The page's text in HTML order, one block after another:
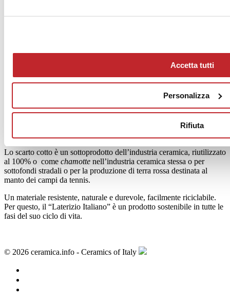
Accetta tutti
Personalizza
Rifiuta
risorsa naturale come l’argilla e limitare il conferimento di rifiuti in
discarica, in conformità ai Criteri Ambientali Minimi previsti per gli
appalti pubblici.
Un materiale riciclabile
L’intero settore dei laterizi annualmente recupera 250.000 tonnellate
Lo scarto cotto è un sottoprodotto dell’industria ceramica, riutilizzato
al 100% o come chamotte nell’industria ceramica stessa o per
sottofondi stradali o per la produzione di terra rossa destinata al
manto dei campi da tennis.
Un materiale resistente, naturale e durevole, facilmente riciclabile.
Per questo, il “Laterizio Italiano” è un prodotto sostenibile in tutte le
fasi del suo ciclo di vita.
© 2026 ceramica.info - Ceramics of Italy